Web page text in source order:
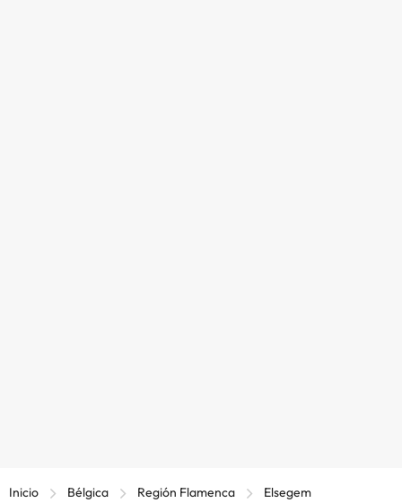
Inicio Bélgica Región Flamenca Elsegem